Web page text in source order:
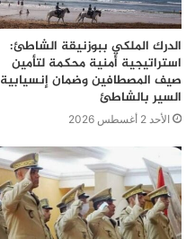
الدرك الملكي ببوزنيقة الشاطئ:
استراتيجية أمنية محكمة لتأمين
صيف المصطافين وضمان إنسيابية
السير بالشاطئ
الأحد 2 أغسطس 2026